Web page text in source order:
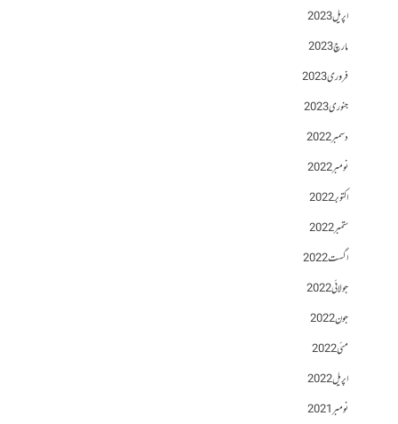
اپریل 2023
مارچ 2023
فروری 2023
جنوری 2023
دسمبر 2022
نومبر 2022
اکتوبر 2022
ستمبر 2022
اگست 2022
جولائی 2022
جون 2022
مئی 2022
اپریل 2022
نومبر 2021